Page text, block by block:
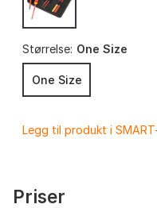
Størrelse: One Size
One Size
Legg til produkt i
Priser